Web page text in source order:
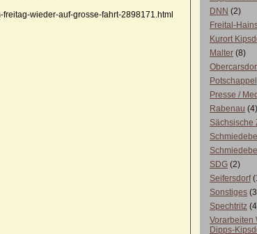
wieder-auf-grosse-fahrt-2898171.html
DNN (2)
Freital-
Kurort
Malter (8)
Potschappel
Presse /
Rabenau (4)
Sächsische
SDG (2)
Seifersdorf
Sonstiges
Spechtritz
Vorarbeiten
Dipps-